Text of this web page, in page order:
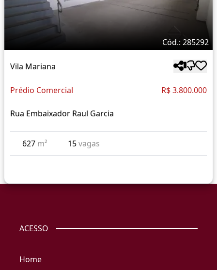
Cód.: 285292
Vila Mariana
Prédio Comercial R$ 3.800.000
Rua Embaixador Raul Garcia
627 m² 15vagas
ACESSO
Home